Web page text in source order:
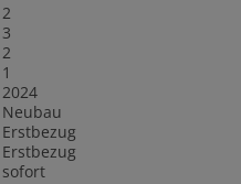
2
3
2
1
2024
Neubau
Erstbezug
Erstbezug
sofort